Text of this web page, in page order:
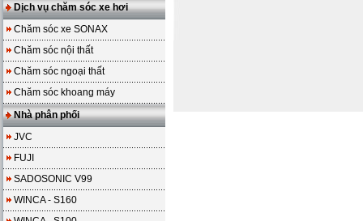
Dịch vụ chăm sóc xe hơi
Chăm sóc xe SONAX
Chăm sóc nội thất
Chăm sóc ngoại thất
Chăm sóc khoang máy
Nhà phân phối
JVC
FUJI
SADOSONIC V99
WINCA - S160